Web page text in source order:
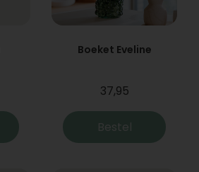
Boeket Eveline
37,95
Bestel